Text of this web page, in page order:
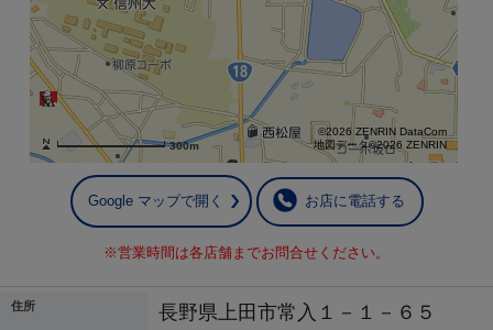
300m
©2026 ZENRIN DataCom
地図データ©2026 ZENRIN
Google マップで開く お店に電話する
※営業時間は各店舗までお問合せください。
住所
長野県上田市常入１－１－６５